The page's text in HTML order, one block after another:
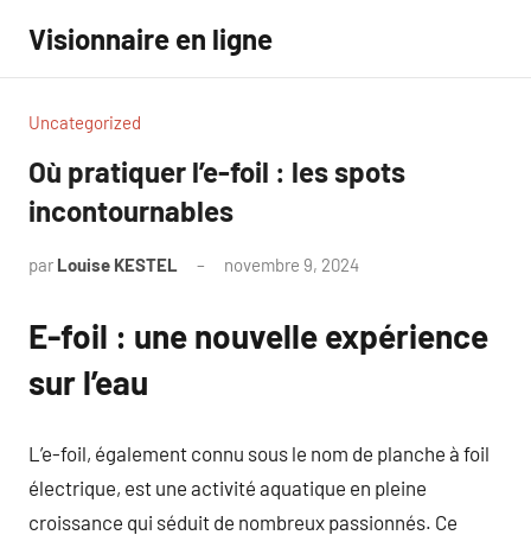
contenu
Visionnaire en ligne
Uncategorized
Où pratiquer l’e-foil : les spots
incontournables
par Louise KESTEL novembre 9, 2024
E-foil : une nouvelle expérience
sur l’eau
L’e-foil, également connu sous le nom de planche à foil
électrique, est une activité aquatique en pleine
croissance qui séduit de nombreux passionnés. Ce